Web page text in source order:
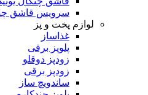
سرویس قاشق
لوازم پخت و پز
غذاساز
پلوپز برقی
زودپز دوقلو
زودپز برقی
ساندویچ ساز